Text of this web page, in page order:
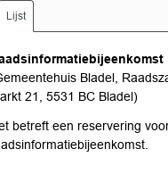
Lijst
Bladel,
21, 5531 BC Bladel)
25 augustus 2026
betreft een reservering